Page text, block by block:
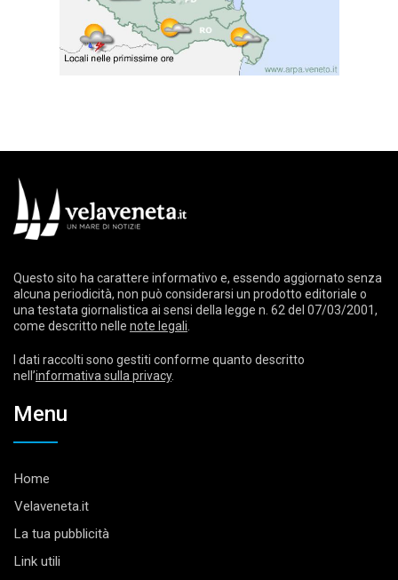
Questo sito ha carattere informativo e, essendo aggiornato senza
alcuna periodicità, non può considerarsi un prodotto editoriale o
una testata giornalistica ai sensi della legge n. 62 del 07/03/2001,
come descritto nelle note legali.
I dati raccolti sono gestiti conforme quanto descritto
nell’informativa sulla privacy.
Menu
Home
Velaveneta.it
La tua pubblicità
Link utili